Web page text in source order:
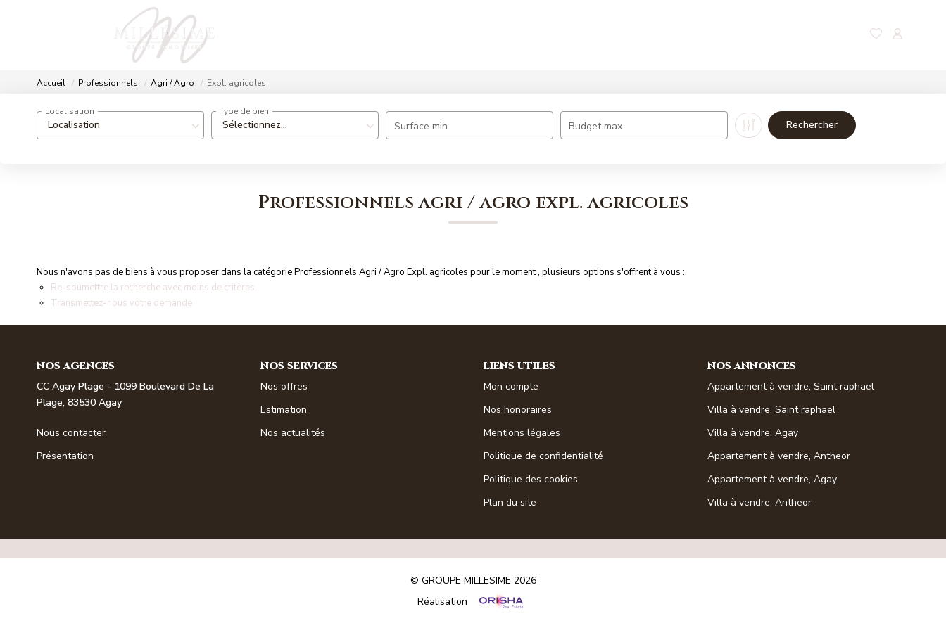
Accueil Professionnels Agri / Agro Expl. agricoles
Localisation
Localisation
Sélectionnez...
Type de bien
Surface min Budget max
Professionnels agri / agro expl. agricoles
Nous n'avons pas de biens à vous proposer dans la catégorie Professionnels Agri / Agro Expl. agricoles pour le moment , plusieurs options s'offrent à vous :
Re-soumettre la recherche avec moins de critères.
Transmettez-nous votre demande
NOS AGENCES
CC Agay Plage - 1099 Boulevard De La
Plage, 83530 Agay
Nous contacter
Présentation
NOS SERVICES
Nos offres
Estimation
Nos actualités
LIENS UTILES
Mon compte
Nos honoraires
Mentions légales
Politique de confidentialité
Politique des cookies
Plan du site
NOS ANNONCES
Appartement à vendre, Saint raphael
Villa à vendre, Saint raphael
Villa à vendre, Agay
Appartement à vendre, Antheor
Appartement à vendre, Agay
Villa à vendre, Antheor
© GROUPE MILLESIME 2026
Réalisation